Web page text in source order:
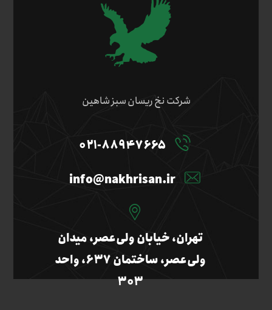
شرکت نخ ریسان سبز شاهین
۰۲۱-۸۸۹۴۷۶۶۵
info@nakhrisan.ir
تهران، خیابان ولی‌عصر، میدان
ولی‌عصر، ساختمان ۶۳۷، واحد
۳۰۳